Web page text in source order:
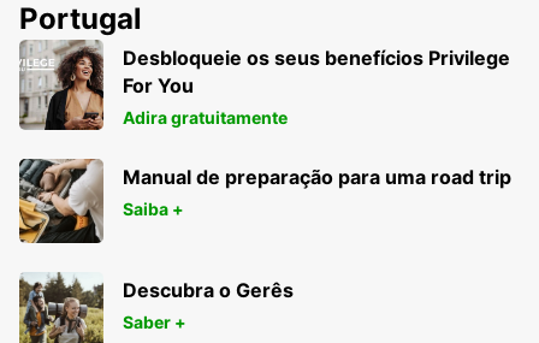
Portugal
Desbloqueie os seus benefícios Privilege
For You
Adira gratuitamente
Manual de preparação para uma road trip
Saiba +
Descubra o Gerês
Saber +